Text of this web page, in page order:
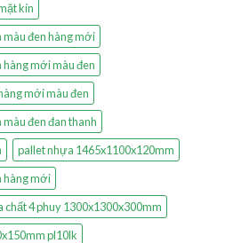
kín
đen hàng mới
mới màu đen
mới màu đen
đen đan thanh
pallet nhựa 1465x1100x120mm
hàng mới
4 phuy 1300x1300x300mm
pl10lk